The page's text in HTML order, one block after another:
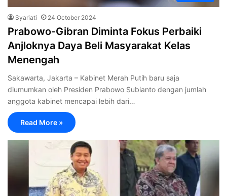
Syariati 24 October 2024
Prabowo-Gibran Diminta Fokus Perbaiki
Anjloknya Daya Beli Masyarakat Kelas
Menengah
Sakawarta, Jakarta – Kabinet Merah Putih baru saja
diumumkan oleh Presiden Prabowo Subianto dengan jumlah
anggota kabinet mencapai lebih dari…
Read More »